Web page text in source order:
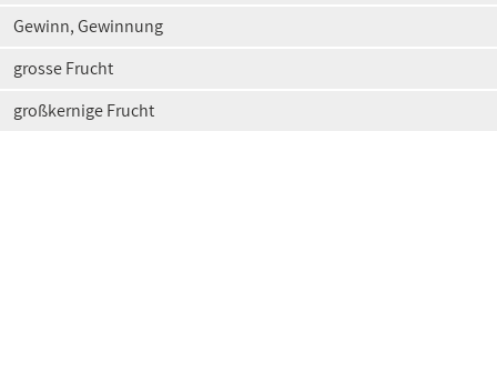
Gewinn, Gewinnung
grosse Frucht
großkernige Frucht